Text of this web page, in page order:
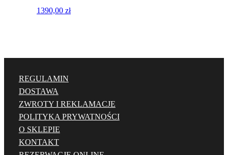
1390,00 zł
REGULAMIN
DOSTAWA
ZWROTY I REKLAMACJE
POLITYKA PRYWATNOŚCI
O SKLEPIE
KONTAKT